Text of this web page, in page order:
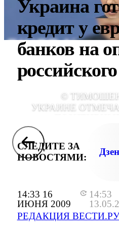
14:33 16
ИЮНЯ 2009
14:53
РЕДАКЦИЯ ВЕСТИ.РУ
Украина
кредит у
банков на
©
УКРАИНЕ
СЛЕДИТЕ ЗА
НОВОСТЯМИ:
Дзен